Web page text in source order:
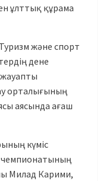
ұлттық құрама
және спорт
дене
орталығының
аясында ағаш
күміс
чемпионатының
Милад Карими,